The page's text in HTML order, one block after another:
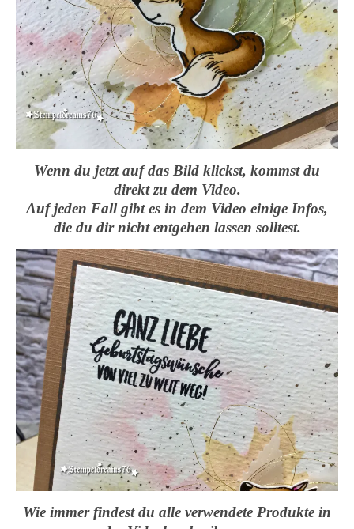
Wenn du jetzt auf das Bild klickst, kommst du
direkt zu dem Video.
Auf jeden Fall gibt es in dem Video einige Infos,
die du dir nicht entgehen lassen solltest.
Wie immer findest du alle verwendete Produkte in